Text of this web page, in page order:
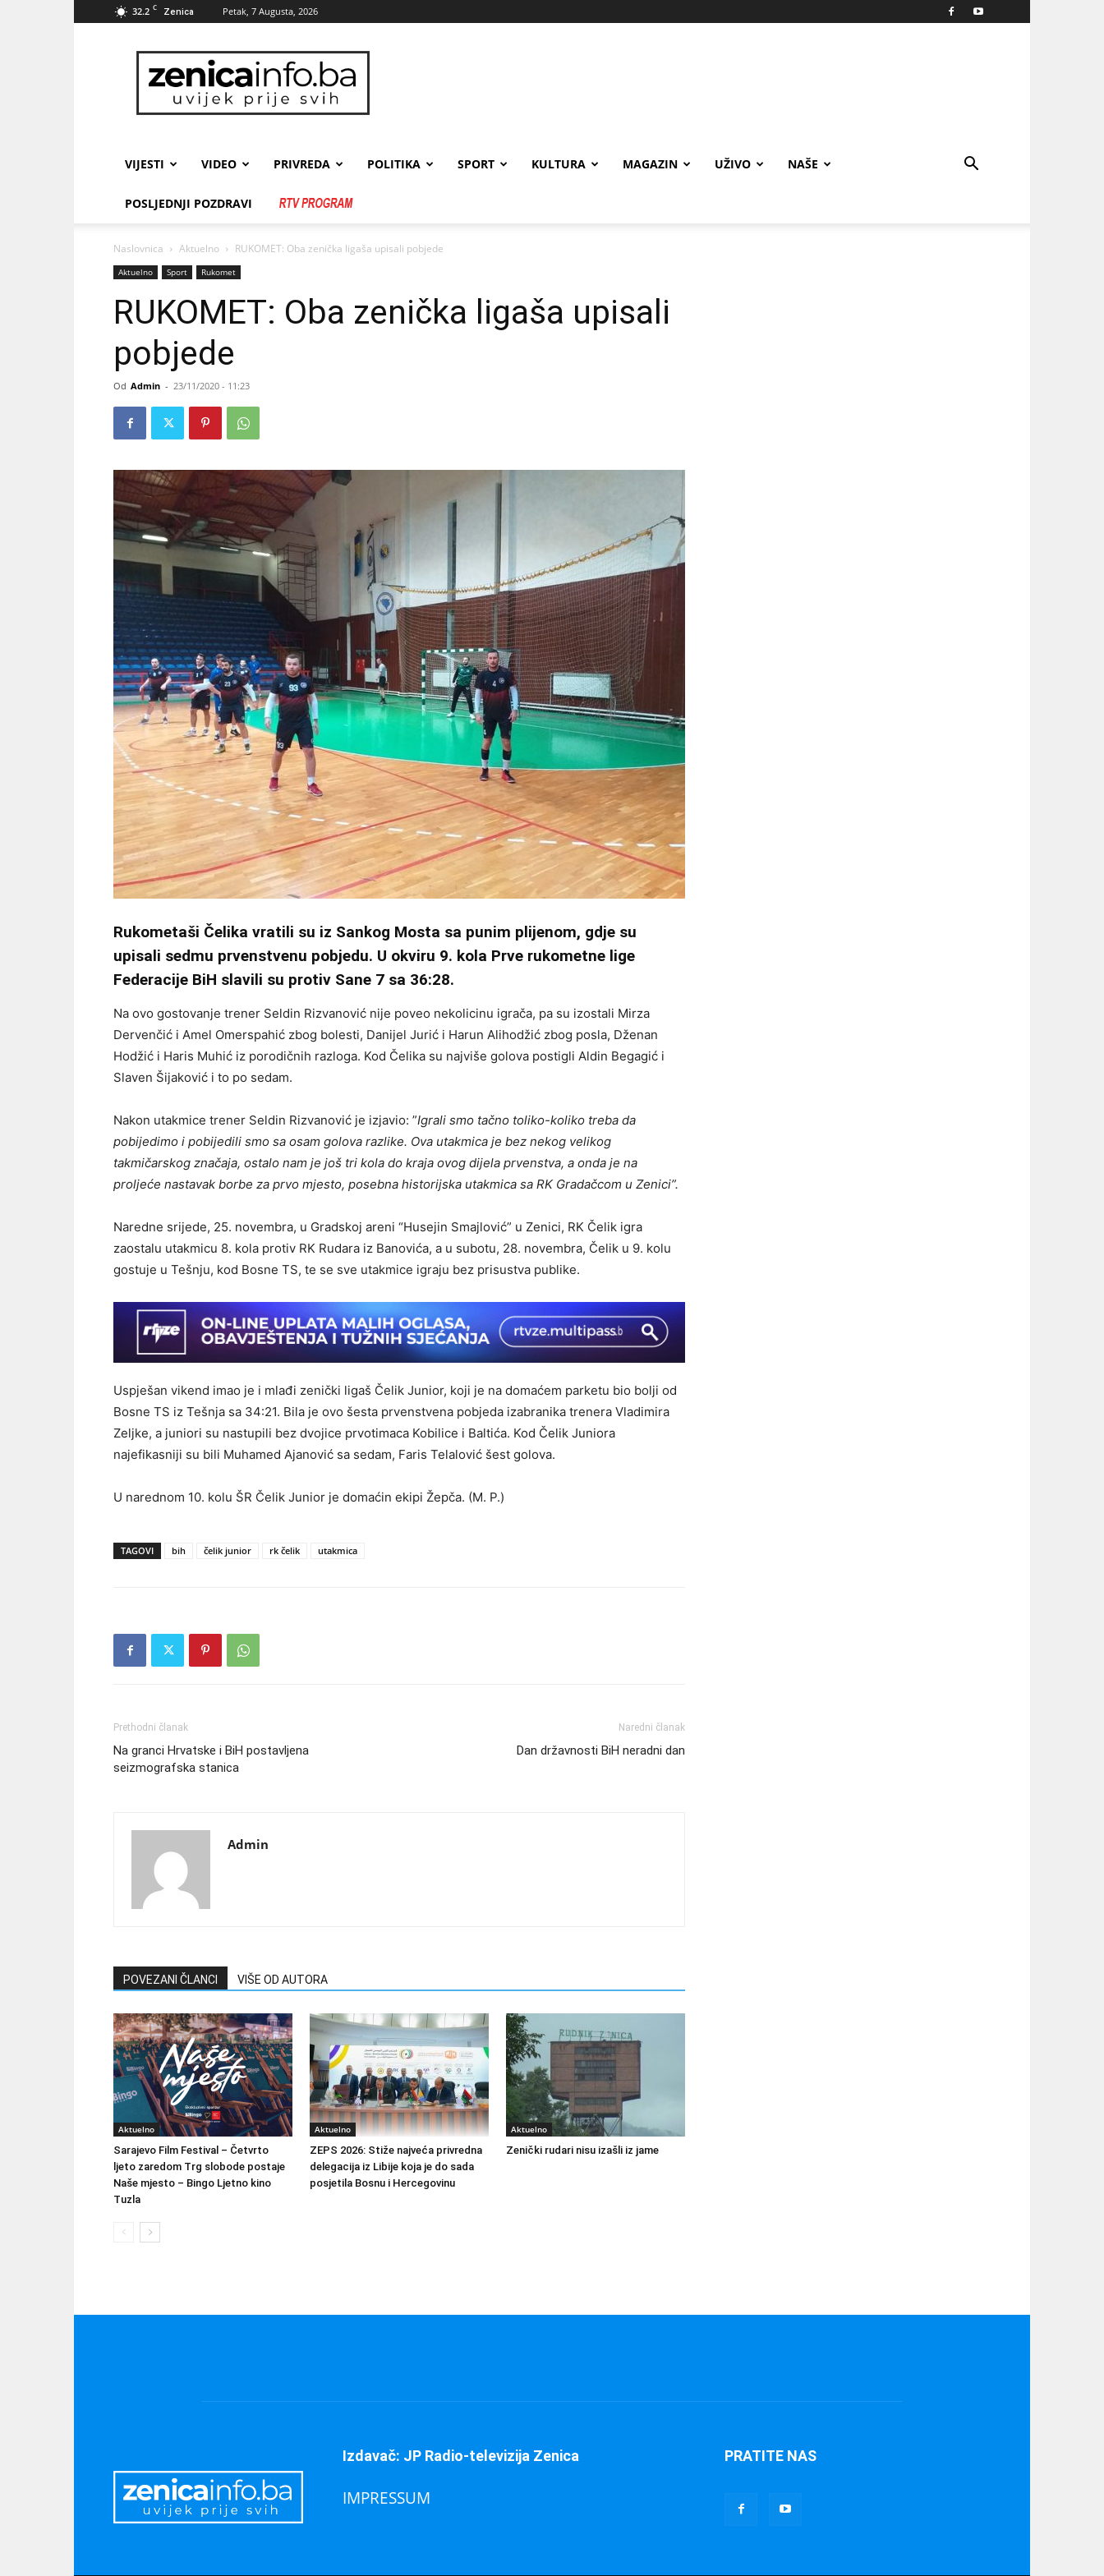
32.2 C Zenica Petak, 7 Augusta, 2026
zenicainfo.ba
VIJESTI VIDEO PRIVREDA POLITIKA SPORT KULTURA MAGAZIN UŽIVO NAŠE
POSLJEDNJI POZDRAVI
Naslovnica Aktuelno RUKOMET: Oba zenička ligaša upisali pobjede
Aktuelno Sport Rukomet
RUKOMET: Oba zenička ligaša upisali
pobjede
Od Admin - 23/11/2020 - 11:23
Rukometaši Čelika vratili su iz Sankog Mosta sa punim plijenom, gdje su
upisali sedmu prvenstvenu pobjedu. U okviru 9. kola Prve rukometne lige
Federacije BiH slavili su protiv Sane 7 sa 36:28.
Na ovo gostovanje trener Seldin Rizvanović nije poveo nekolicinu igrača, pa su izostali Mirza
Dervenčić i Amel Omerspahić zbog bolesti, Danijel Jurić i Harun Alihodžić zbog posla, Dženan
Hodžić i Haris Muhić iz porodičnih razloga. Kod Čelika su najviše golova postigli Aldin Begagić i
Slaven Šijaković i to po sedam.
Nakon utakmice trener Seldin Rizvanović je izjavio: ”Igrali smo tačno toliko-koliko treba da
pobijedimo i pobijedili smo sa osam golova razlike. Ova utakmica je bez nekog velikog
takmičarskog značaja, ostalo nam je još tri kola do kraja ovog dijela prvenstva, a onda je na
proljeće nastavak borbe za prvo mjesto, posebna historijska utakmica sa RK Gradačcom u Zenici”.
Naredne srijede, 25. novembra, u Gradskoj areni “Husejin Smajlović” u Zenici, RK Čelik igra
zaostalu utakmicu 8. kola protiv RK Rudara iz Banovića, a u subotu, 28. novembra, Čelik u 9. kolu
gostuje u Tešnju, kod Bosne TS, te se sve utakmice igraju bez prisustva publike.
Uspješan vikend imao je i mlađi zenički ligaš Čelik Junior, koji je na domaćem parketu bio bolji od
Bosne TS iz Tešnja sa 34:21. Bila je ovo šesta prvenstvena pobjeda izabranika trenera Vladimira
Zeljke, a juniori su nastupili bez dvojice prvotimaca Kobilice i Baltića. Kod Čelik Juniora
najefikasniji su bili Muhamed Ajanović sa sedam, Faris Telalović šest golova.
U narednom 10. kolu ŠR Čelik Junior je domaćin ekipi Žepča. (M. P.)
TAGOVI bih čelik junior rk čelik utakmica
Prethodni članak
Na granci Hrvatske i BiH postavljena
seizmografska stanica
Naredni članak
Dan državnosti BiH neradni dan
Admin
POVEZANI ČLANCI VIŠE OD AUTORA
Aktuelno
Sarajevo Film Festival – Četvrto
ljeto zaredom Trg slobode postaje
Naše mjesto – Bingo Ljetno kino
Tuzla
Aktuelno
ZEPS 2026: Stiže najveća privredna
delegacija iz Libije koja je do sada
posjetila Bosnu i Hercegovinu
Aktuelno
Zenički rudari nisu izašli iz jame
Izdavač: JP Radio-televizija Zenica
IMPRESSUM
PRATITE NAS